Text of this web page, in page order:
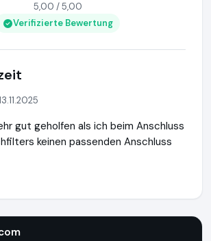
5,00 / 5,00
Verifizierte Bewertung
gut geholfen als ich beim Anschluss
keinen passenden Anschluss